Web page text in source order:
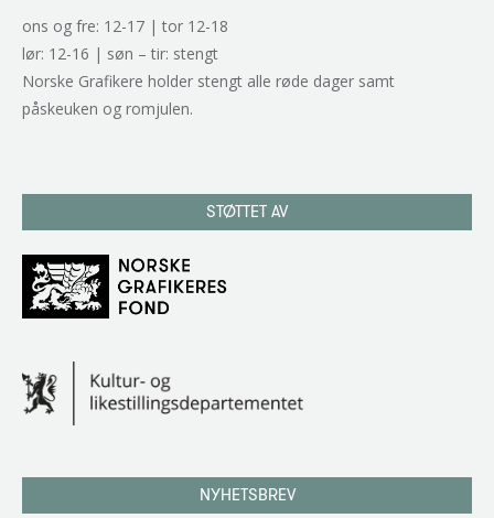
ons og fre: 12-17 | tor 12-18
lør: 12-16 | søn – tir: stengt
Norske Grafikere holder stengt alle røde dager samt
påskeuken og romjulen.
STØTTET AV
NYHETSBREV